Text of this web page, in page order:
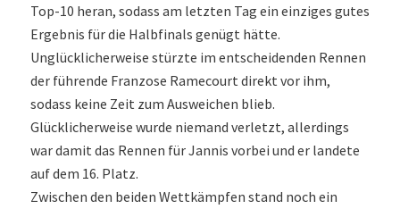
Top-10 heran, sodass am letzten Tag ein einziges gutes
Ergebnis für die Halbfinals genügt hätte.
Unglücklicherweise stürzte im entscheidenden Rennen
der führende Franzose Ramecourt direkt vor ihm,
sodass keine Zeit zum Ausweichen blieb.
Glücklicherweise wurde niemand verletzt, allerdings
war damit das Rennen für Jannis vorbei und er landete
auf dem 16. Platz.
Zwischen den beiden Wettkämpfen stand noch ein